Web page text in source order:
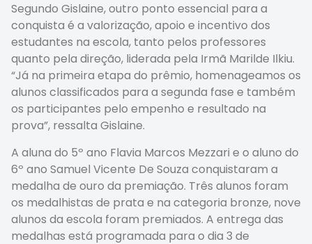
Segundo Gislaine, outro ponto essencial para a
conquista é a valorização, apoio e incentivo dos
estudantes na escola, tanto pelos professores
quanto pela direção, liderada pela Irmã Marilde Ilkiu.
“Já na primeira etapa do prêmio, homenageamos os
alunos classificados para a segunda fase e também
os participantes pelo empenho e resultado na
prova”, ressalta Gislaine.
A aluna do 5º ano Flavia Marcos Mezzari e o aluno do
6º ano Samuel Vicente De Souza conquistaram a
medalha de ouro da premiação. Três alunos foram
os medalhistas de prata e na categoria bronze, nove
alunos da escola foram premiados. A entrega das
medalhas está programada para o dia 3 de